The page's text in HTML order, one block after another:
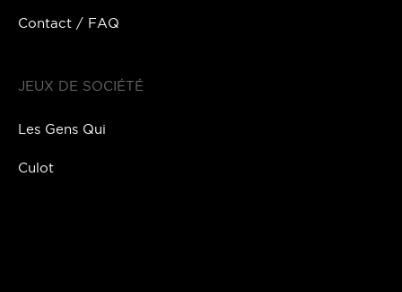
Contact / FAQ
JEUX DE SOCIÉTÉ
Les Gens Qui
Culot